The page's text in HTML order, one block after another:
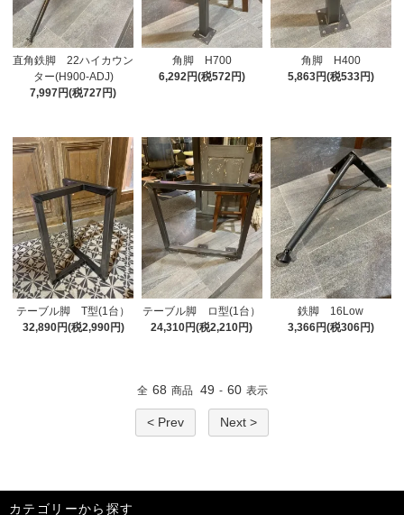
直角鉄脚 22ハイカウン
ター(H900-ADJ)
7,997円(税727円)
角脚 H700
6,292円(税572円)
角脚 H400
5,863円(税533円)
テーブル脚 T型(1台）
32,890円(税2,990円)
テーブル脚 ロ型(1台）
24,310円(税2,210円)
鉄脚 16Low
3,366円(税306円)
全 68 商品 49 - 60 表示
< Prev Next >
カテゴリーから探す